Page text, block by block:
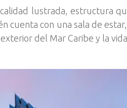
lustrada, estructura
cuenta con una sala de
del Mar Caribe y la